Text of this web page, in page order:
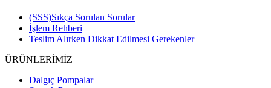
(SSS)Sıkça Sorulan Sorular
İşlem Rehberi
Teslim Alırken Dikkat Edilmesi Gerekenler
ÜRÜNLERİMİZ
Dalgıç Pompalar